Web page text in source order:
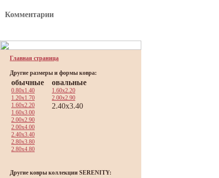
Комментарии
Главная страница
Другие размеры и формы ковра:
обычные
0.80x1.40
1.20x1.70
1.60x2.20
1.60x3.00
2.00x2.90
2.00x4.00
2.40x3.40
2.80x3.80
2.80x4.80
овальные
1.60x2.20
2.00x2.90
2.40x3.40
Другие ковры коллекции SERENITY: